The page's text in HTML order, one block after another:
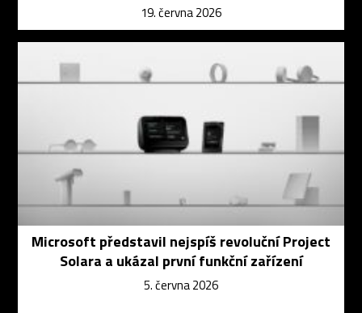
19. června 2026
Microsoft představil nejspíš revoluční Project
Solara a ukázal první funkční zařízení
5. června 2026